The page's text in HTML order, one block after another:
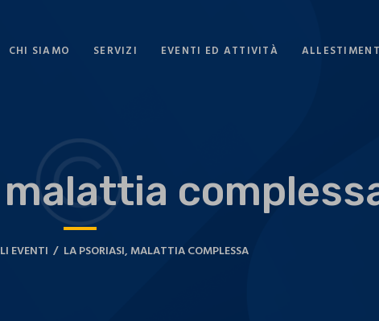
CHI SIAMO SERVIZI EVENTI ED ATTIVITÀ
EVENTI LA PSORIASI, MALATTIA COMPLESSA